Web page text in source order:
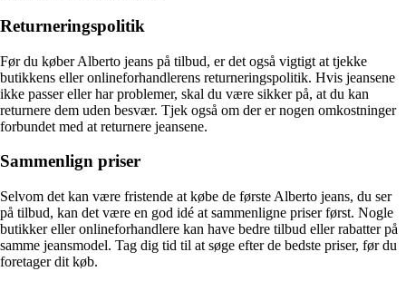
Returneringspolitik
Før du køber Alberto jeans på tilbud, er det også vigtigt at tjekke
butikkens eller onlineforhandlerens returneringspolitik. Hvis jeansene
ikke passer eller har problemer, skal du være sikker på, at du kan
returnere dem uden besvær. Tjek også om der er nogen omkostninger
forbundet med at returnere jeansene.
Sammenlign priser
Selvom det kan være fristende at købe de første Alberto jeans, du ser
på tilbud, kan det være en god idé at sammenligne priser først. Nogle
butikker eller onlineforhandlere kan have bedre tilbud eller rabatter på
samme jeansmodel. Tag dig tid til at søge efter de bedste priser, før du
foretager dit køb.